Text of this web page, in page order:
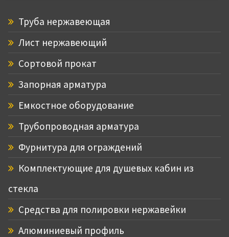
Труба нержавеющая
Лист нержавеющий
Сортовой прокат
Запорная арматура
Емкостное оборудование
Трубопроводная арматура
Фурнитура для ограждений
Комплектующие для душевых кабин из
стекла
Средства для полировки нержавейки
Алюминиевый профиль